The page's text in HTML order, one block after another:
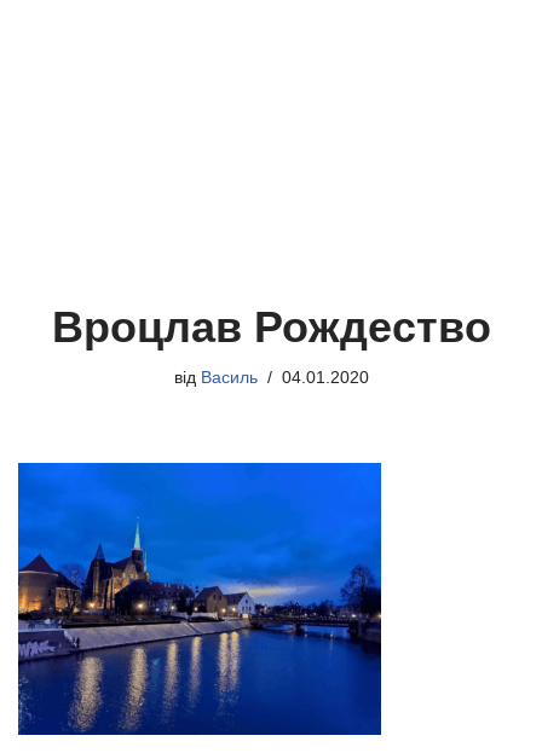
Вроцлав Рождество
від Василь 04.01.2020